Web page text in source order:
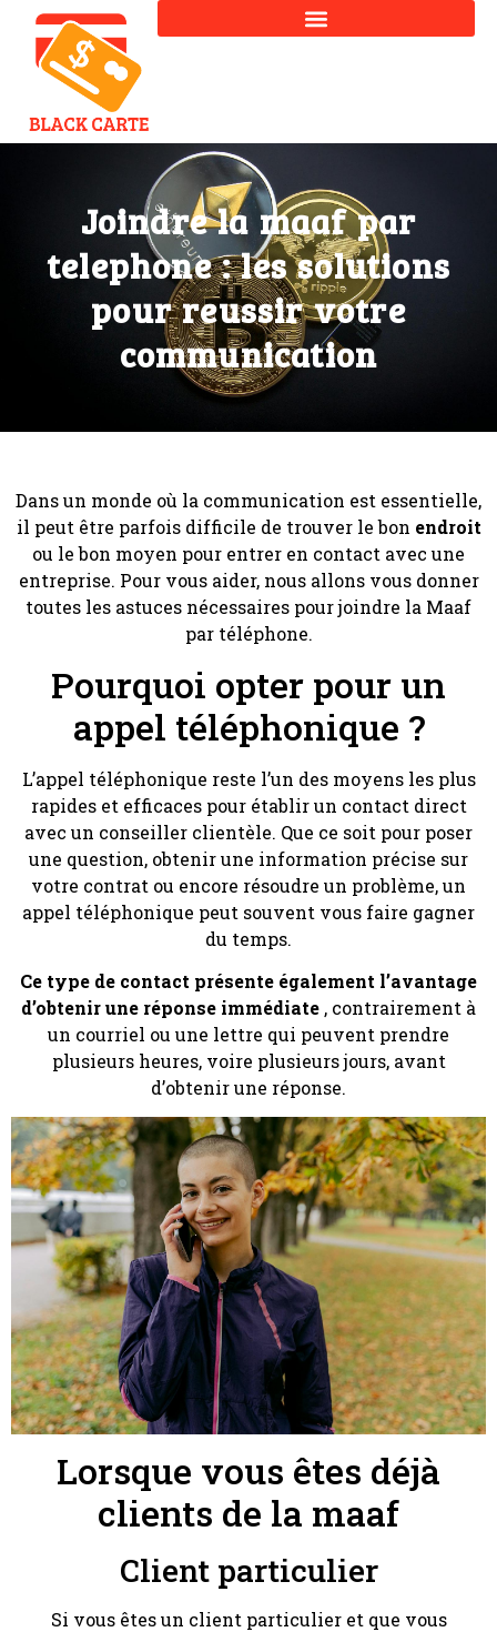
Joindre la maaf par
telephone : les solutions
pour reussir votre
communication
Dans un monde où la communication est essentielle,
il peut être parfois difficile de trouver le bon endroit
ou le bon moyen pour entrer en contact avec une
entreprise. Pour vous aider, nous allons vous donner
toutes les astuces nécessaires pour joindre la Maaf
par téléphone.
Pourquoi opter pour un
appel téléphonique ?
L’appel téléphonique reste l’un des moyens les plus
rapides et efficaces pour établir un contact direct
avec un conseiller clientèle. Que ce soit pour poser
une question, obtenir une information précise sur
votre contrat ou encore résoudre un problème, un
appel téléphonique peut souvent vous faire gagner
du temps.
Ce type de contact présente également l’avantage
d’obtenir une réponse immédiate , contrairement à
un courriel ou une lettre qui peuvent prendre
plusieurs heures, voire plusieurs jours, avant
d’obtenir une réponse.
Lorsque vous êtes déjà
clients de la maaf
Client particulier
Si vous êtes un client particulier et que vous